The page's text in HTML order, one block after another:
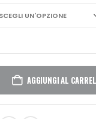
AGGIUNGI AL